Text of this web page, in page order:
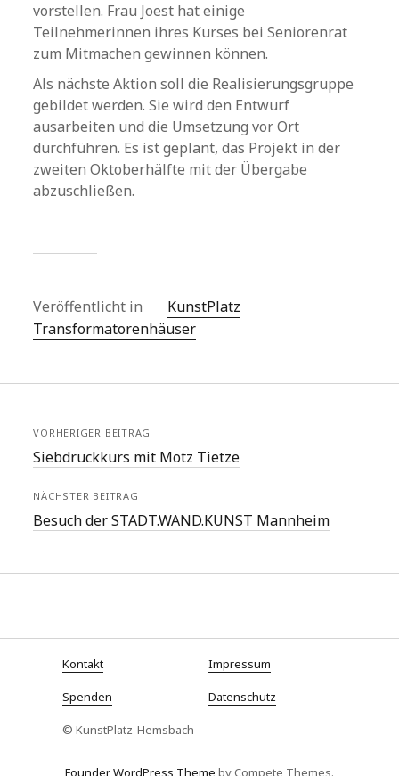
vorstellen. Frau Joest hat einige
Teilnehmerinnen ihres Kurses bei Seniorenrat
zum Mitmachen gewinnen können.
Als nächste Aktion soll die Realisierungsgruppe
gebildet werden. Sie wird den Entwurf
ausarbeiten und die Umsetzung vor Ort
durchführen. Es ist geplant, das Projekt in der
zweiten Oktoberhälfte mit der Übergabe
abzuschließen.
Veröffentlicht in
KunstPlatz
Transformatorenhäuser
VORHERIGER BEITRAG
Siebdruckkurs mit Motz Tietze
NÄCHSTER BEITRAG
Besuch der STADT.WAND.KUNST Mannheim
Kontakt Impressum
Spenden Datenschutz
© KunstPlatz-Hemsbach
Founder WordPress Theme by Compete Themes.